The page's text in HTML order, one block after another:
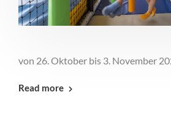
von 26. Oktober bis 3. November
Read more